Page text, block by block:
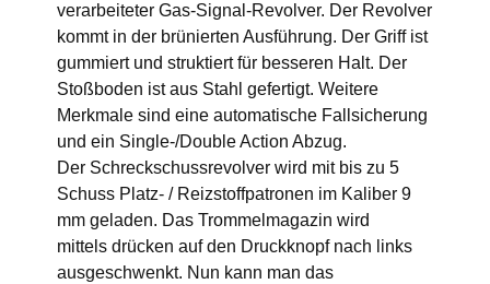
verarbeiteter Gas-Signal-Revolver. Der Revolver
kommt in der brünierten Ausführung. Der Griff ist
gummiert und struktiert für besseren Halt. Der
Stoßboden ist aus Stahl gefertigt. Weitere
Merkmale sind eine automatische Fallsicherung
und ein Single-/Double Action Abzug.
Der Schreckschussrevolver wird mit bis zu 5
Schuss Platz- / Reizstoffpatronen im Kaliber 9
mm geladen. Das Trommelmagazin wird
mittels drücken auf den Druckknopf nach links
ausgeschwenkt. Nun kann man das